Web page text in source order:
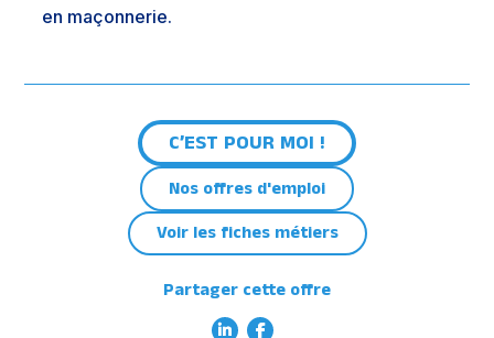
en maçonnerie.
C’EST POUR MOI !
Nos offres d'emploi
Voir les fiches métiers
Partager cette offre